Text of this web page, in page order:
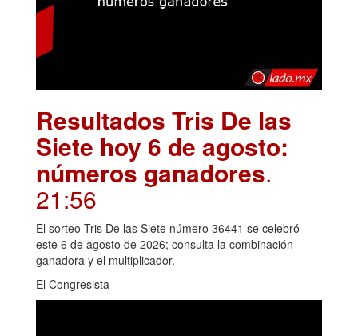
Resultados Tris De las
Siete hoy 6 de agosto:
números ganadores.
21:56
El sorteo Tris De las Siete número 36441 se celebró
este 6 de agosto de 2026; consulta la combinación
ganadora y el multiplicador.
El Congresista